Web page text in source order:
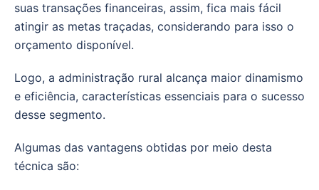
suas transações financeiras, assim, fica mais fácil
atingir as metas traçadas, considerando para isso o
orçamento disponível.
Logo, a administração rural alcança maior dinamismo
e eficiência, características essenciais para o sucesso
desse segmento.
Algumas das vantagens obtidas por meio desta
técnica são: